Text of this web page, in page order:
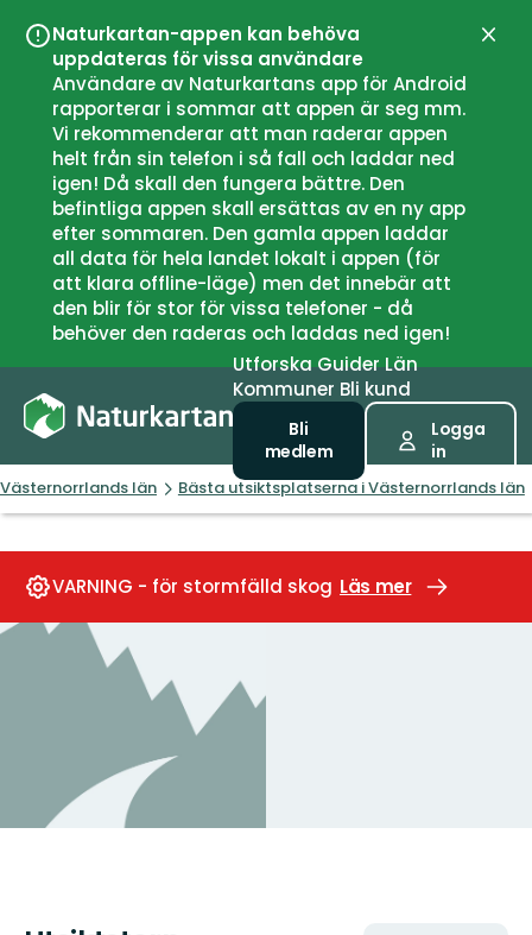
Naturkartan-appen kan behöva
uppdateras för vissa användare
Användare av Naturkartans app för Android
rapporterar i sommar att appen är seg mm.
Vi rekommenderar att man raderar appen
helt från sin telefon i så fall och laddar ned
igen! Då skall den fungera bättre. Den
befintliga appen skall ersättas av en ny app
efter sommaren. Den gamla appen laddar
all data för hela landet lokalt i appen (för
att klara offline-läge) men det innebär att
den blir för stor för vissa telefoner - då
behöver den raderas och laddas ned igen!
UtforskaGuiderLän
Kommuner Bli kund
Bli
medlem
Logga
in
Västernorrlands län Bästa utsiktsplatserna i Västernorrlands län
VARNING - för stormfälld skog Läs mer